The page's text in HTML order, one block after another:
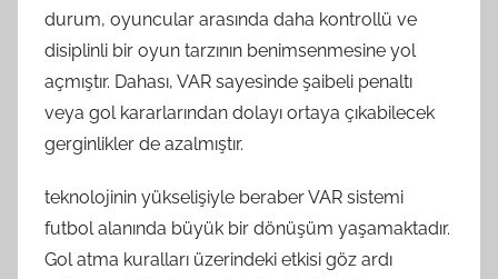
durum, oyuncular arasında daha kontrollü ve
disiplinli bir oyun tarzının benimsenmesine yol
açmıştır. Dahası, VAR sayesinde şaibeli penaltı
veya gol kararlarından dolayı ortaya çıkabilecek
gerginlikler de azalmıştır.
teknolojinin yükselişiyle beraber VAR sistemi
futbol alanında büyük bir dönüşüm yaşamaktadır.
Gol atma kuralları üzerindeki etkisi göz ardı